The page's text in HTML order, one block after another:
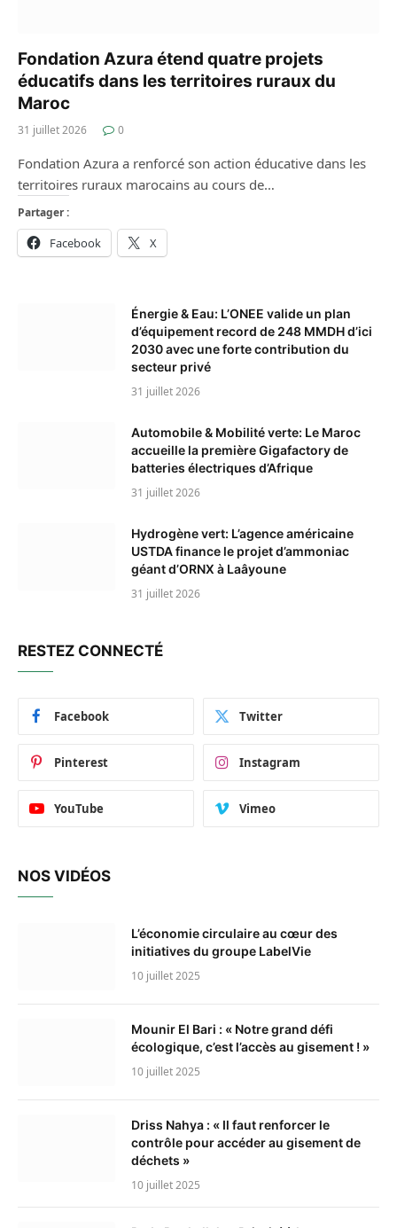
Fondation Azura étend quatre projets
éducatifs dans les territoires ruraux du
Maroc
31 juillet 2026 0
Fondation Azura a renforcé son action éducative dans les
territoires ruraux marocains au cours de…
Partager :
Facebook X
Énergie & Eau: L’ONEE valide un plan
d’équipement record de 248 MMDH d’ici
2030 avec une forte contribution du
secteur privé
31 juillet 2026
Automobile & Mobilité verte: Le Maroc
accueille la première Gigafactory de
batteries électriques d’Afrique
31 juillet 2026
Hydrogène vert: L’agence américaine
USTDA finance le projet d’ammoniac
géant d’ORNX à Laâyoune
31 juillet 2026
RESTEZ CONNECTÉ
Facebook Twitter
Pinterest Instagram
YouTube Vimeo
NOS VIDÉOS
L’économie circulaire au cœur des
initiatives du groupe LabelVie
10 juillet 2025
Mounir El Bari : « Notre grand défi
écologique, c’est l’accès au gisement ! »
10 juillet 2025
Driss Nahya : « Il faut renforcer le
contrôle pour accéder au gisement de
déchets »
10 juillet 2025